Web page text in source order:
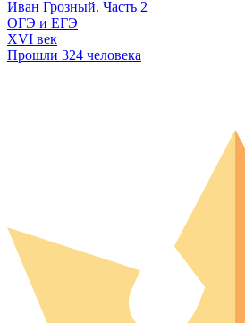
Иван Грозный. Часть 2
ОГЭ и ЕГЭ
XVI век
Прошли 324 человека